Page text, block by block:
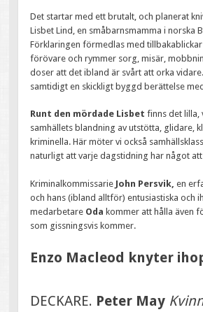
Det startar med ett brutalt, och planerat
Lisbet Lind, en småbarnsmamma i norska
Förklaringen förmedlas med
förövare och rymmer sorg, misär,
doser att det ibland är svårt att orka
samtidigt en skickligt byggd berättelse
Runt den mördade Lisbet finns det lilla,
samhällets blandning av utstötta, glidare,
kriminella. Här möter vi också
naturligt att varje dagstidning har något
Kriminalkommissarie John Persvik, en
och hans (ibland alltför) entusiastiska och
medarbetare Oda kommer att hålla även
som gissningsvis kommer.
Enzo Macleod knyter
DECKARE. Peter May